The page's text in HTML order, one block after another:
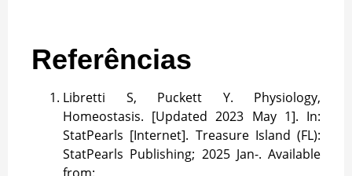
Referências
Libretti S, Puckett Y. Physiology,
Homeostasis. [Updated 2023 May 1]. In:
StatPearls [Internet]. Treasure Island (FL):
StatPearls Publishing; 2025 Jan-. Available